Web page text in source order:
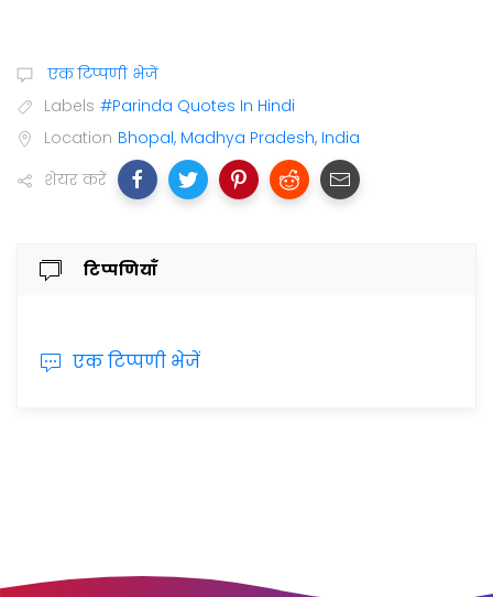
एक टिप्पणी भेजें
Labels #Parinda Quotes In Hindi
Location Bhopal, Madhya Pradesh, India
शेयर करें
टिप्पणियाँ
एक टिप्पणी भेजें